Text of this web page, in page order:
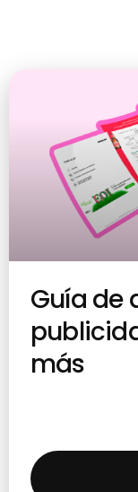
Guía de
más